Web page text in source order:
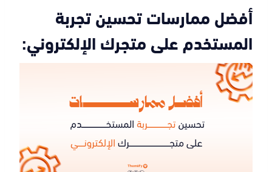
أفضل ممارسات تحسين تجربة
المستخدم على متجرك الإلكتروني: